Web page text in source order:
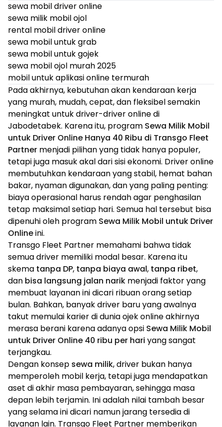
sewa mobil driver online
sewa milik mobil ojol
rental mobil driver online
sewa mobil untuk grab
sewa mobil untuk gojek
sewa mobil ojol murah 2025
mobil untuk aplikasi online termurah
Pada akhirnya, kebutuhan akan kendaraan kerja
yang murah, mudah, cepat, dan fleksibel semakin
meningkat untuk driver-driver online di
Jabodetabek. Karena itu, program Sewa Milik Mobil
untuk Driver Online Hanya 40 Ribu di Transgo Fleet
Partner menjadi pilihan yang tidak hanya populer,
tetapi juga masuk akal dari sisi ekonomi. Driver online
membutuhkan kendaraan yang stabil, hemat bahan
bakar, nyaman digunakan, dan yang paling penting:
biaya operasional harus rendah agar penghasilan
tetap maksimal setiap hari. Semua hal tersebut bisa
dipenuhi oleh program Sewa Milik Mobil untuk Driver
Onlineini.
Transgo Fleet Partner memahami bahwa tidak
semua driver memiliki modal besar. Karena itu
skema tanpa DP, tanpa biaya awal, tanpa ribet,
dan bisa langsung jalan narik menjadi faktor yang
membuat layanan ini dicari ribuan orang setiap
bulan. Bahkan, banyak driver baru yang awalnya
takut memulai karier di dunia ojek online akhirnya
merasa berani karena adanya opsi Sewa Milik Mobil
untuk Driver Online 40 ribu per hari yang sangat
terjangkau.
Dengan konsep sewa milik, driver bukan hanya
memperoleh mobil kerja, tetapi juga mendapatkan
aset di akhir masa pembayaran, sehingga masa
depan lebih terjamin. Ini adalah nilai tambah besar
yang selama ini dicari namun jarang tersedia di
layanan lain. Transgo Fleet Partner memberikan